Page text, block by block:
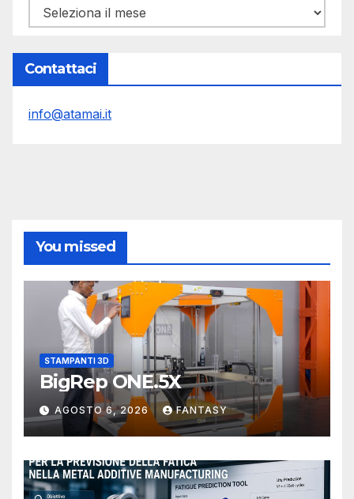
Archivi
Contattaci
info@atamai.it
You missed
STAMPANTI 3D
BigRep ONE.5X
AGOSTO 6, 2026 FANTASY